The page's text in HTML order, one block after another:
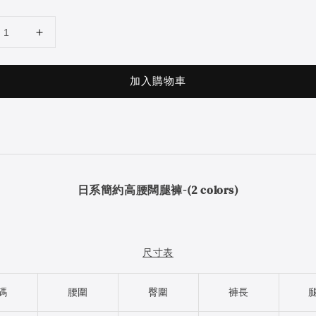
加入購物車
日系簡約高腰闊腿褲-(2 colors)
尺寸表
腰圍 臀圍 褲長